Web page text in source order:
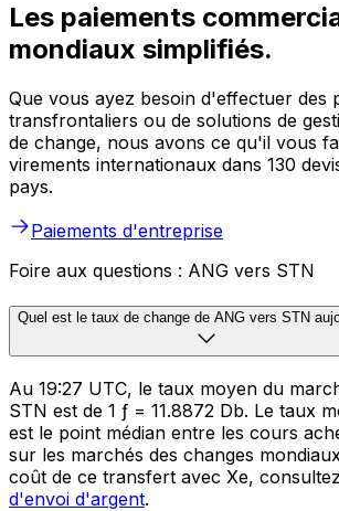
Les paiements
mondiaux simplifiés.
Que vous ayez besoin d'effectuer des
transfrontaliers ou de solutions de
de change, nous avons ce qu'il vous
virements internationaux dans 130
pays.
Paiements d'entreprise
Foire aux questions : ANG vers STN
Quel est le taux de change de ANG vers STN
Au 19:27 UTC, le taux moyen du
STN est de 1 ƒ = 11.8872 Db. Le taux
est le point médian entre les cours
sur les marchés des changes
coût de ce transfert avec Xe,
d'envoi d'argent.